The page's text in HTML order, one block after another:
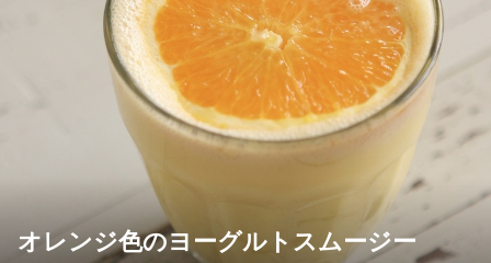
オレンジ色のヨーグルトスムージー